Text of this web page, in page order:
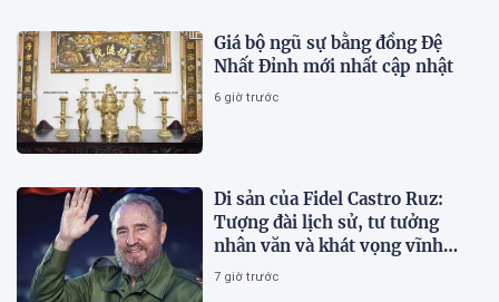
Giá bộ ngũ sự bằng đồng Đệ
Nhất Đỉnh mới nhất cập nhật
6 giờ trước
Di sản của Fidel Castro Ruz:
Tượng đài lịch sử, tư tưởng
nhân văn và khát vọng vĩnh
hằng
7 giờ trước